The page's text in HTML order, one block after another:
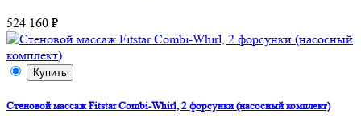
524 160 ₽
Купить
Стеновой массаж Fitstar Combi-Whirl, 2 форсунки (насосный комплект)